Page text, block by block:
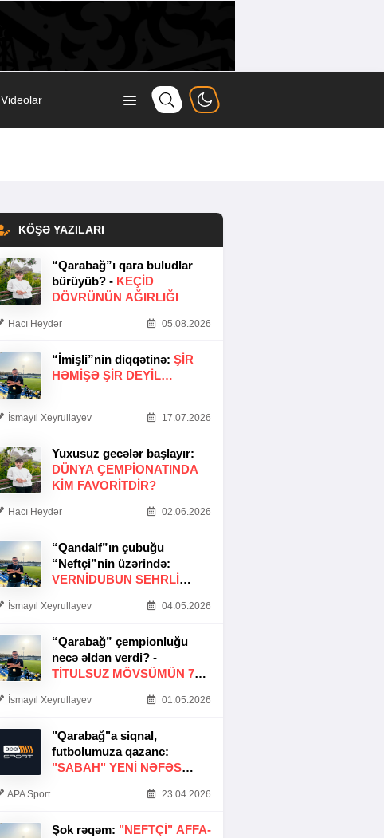
Videolar
KÖŞƏ YAZILARI
“Qarabağ”ı qara buludlar
bürüyüb? - KEÇID
DÖVRÜNÜN AĞIRLIĞI
Hacı Heydər 05.08.2026
“İmişli”nin diqqətinə: ŞIR
HƏMIŞƏ ŞIR DEYIL…
İsmayıl Xeyrullayev 17.07.2026
Yuxusuz gecələr başlayır:
DÜNYA ÇEMPIONATINDA
KIM FAVORITDIR?
Hacı Heydər 02.06.2026
“Qandalf”ın çubuğu
“Neftçi”nin üzərində:
VERNİDUBUN SEHRLİ
İsmayıl Xeyrullayev 04.05.2026
“Qarabağ” çempionluğu
necə əldən verdi? -
TITULSUZ MÖVSÜMÜN 7
İsmayıl Xeyrullayev 01.05.2026
"Qarabağ"a siqnal,
futbolumuza qazanc:
"SABAH" YENI NƏFƏS
APA Sport 23.04.2026
Şok rəqəm: "NEFTÇI" AFFA-